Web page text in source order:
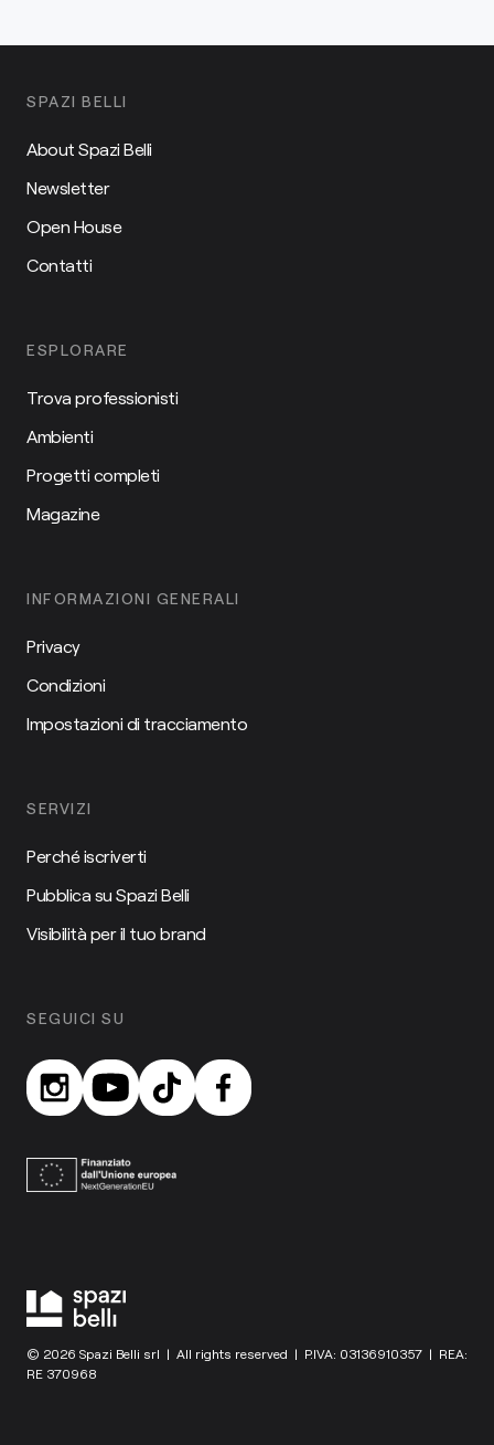
SPAZI BELLI
About Spazi Belli
Newsletter
Open House
Contatti
ESPLORARE
Trova professionisti
Ambienti
Progetti completi
Magazine
INFORMAZIONI GENERALI
Privacy
Condizioni
Impostazioni di tracciamento
SERVIZI
Perché iscriverti
Pubblica su Spazi Belli
Visibilità per il tuo brand
SEGUICI SU
© 2026 Spazi Belli srl | All rights reserved | P.IVA: 03136910357 | REA:
RE 370968